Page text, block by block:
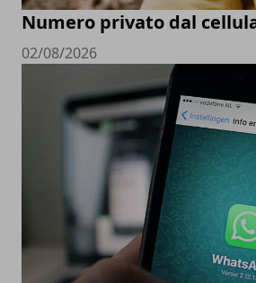
Numero privato dal
02/08/2026